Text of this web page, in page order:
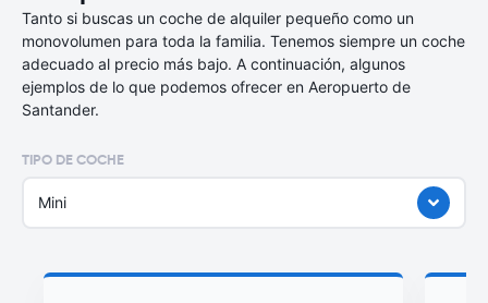
Tanto si buscas un coche de alquiler pequeño como un
monovolumen para toda la familia. Tenemos siempre un coche
adecuado al precio más bajo. A continuación, algunos
ejemplos de lo que podemos ofrecer en Aeropuerto de
Santander.
TIPO DE COCHE
Mini